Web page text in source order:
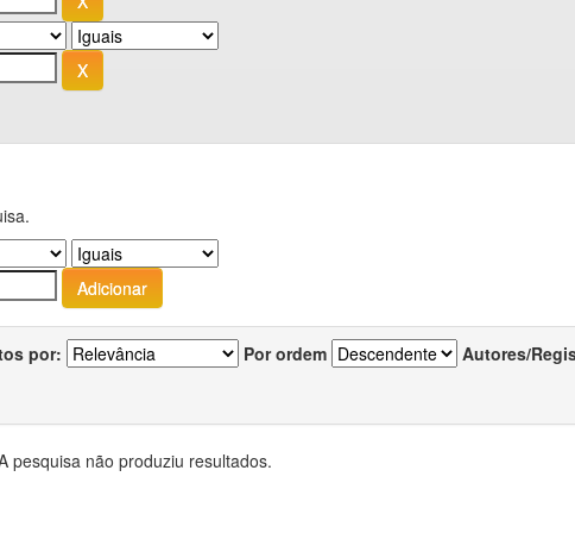
por: Por ordem Autores/
pesquisa não produziu resultados.